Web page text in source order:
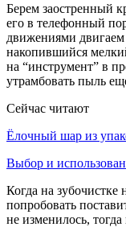
Берем заостренный
его в телефонный
движениями двигаем
накопившийся
на “инструмент” в
утрамбовать пыль
Сейчас читают
Ёлочный шар из
Выбор и
Когда на зубочистке
попробовать
не изменилось,